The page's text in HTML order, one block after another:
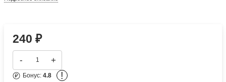
240₽
- +
Бонус:4.8 !